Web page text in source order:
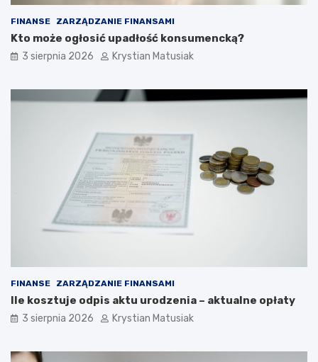
FINANSE ZARZĄDZANIE FINANSAMI
Kto może ogłosić upadłość konsumencką?
3 sierpnia 2026 Krystian Matusiak
FINANSE ZARZĄDZANIE FINANSAMI
Ile kosztuje odpis aktu urodzenia – aktualne opłaty
3 sierpnia 2026 Krystian Matusiak